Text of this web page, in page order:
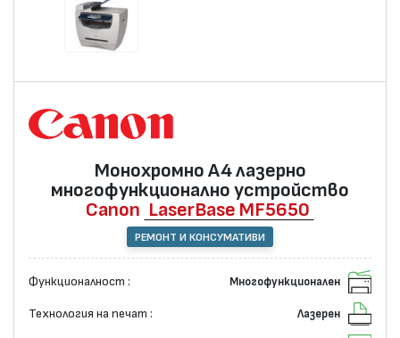
Монохромно А4 лазернo
многофункционално устройство
Canon LaserBase MF5650
РЕМОНТ И КОНСУМАТИВИ
Функционалност : Многофункционален
Технология на печат : Лазерен